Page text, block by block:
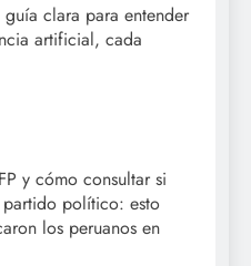
guía clara para entender
artificial, cada
y cómo consultar si
político: esto
los peruanos en